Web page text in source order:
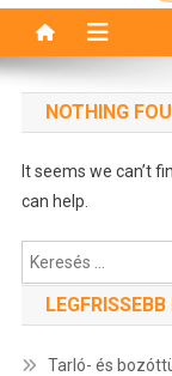
NOTHING
It seems we can’t
can help.
Keresés:
LEGFRISSEBB
Tarló- és